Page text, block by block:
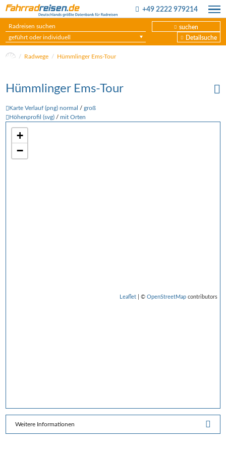
+49 2222 979214
suchen
geführt oder individuell
Detailsuche
Radwege Hümmlinger Ems-Tour
+
−
Leaflet| © OpenStreetMapcontributors
Weitere Informationen
Hümmlinger Ems-Tour
Karte Verlauf (png) normal /groß
Höhenprofil (svg) /mit Orten